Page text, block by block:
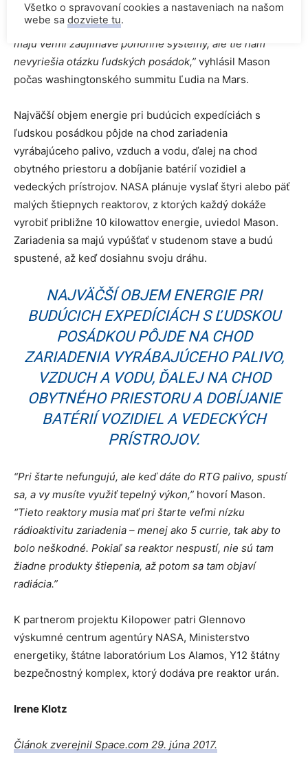
“Dostali sme na Mars niektoré, ozaj šikovné veci, ktoré
majú veľmi zaujímavé pohonné systémy, ale tie nám
nevyriešia otázku ľudských posádok,” vyhlásil Mason
počas washingtonského summitu Ľudia na Mars.
Najväčší objem energie pri budúcich expedíciách s
ľudskou posádkou pôjde na chod zariadenia
vyrábajúceho palivo, vzduch a vodu, ďalej na chod
obytného priestoru a dobíjanie batérií vozidiel a
vedeckých prístrojov. NASA plánuje vyslať štyri alebo päť
malých štiepnych reaktorov, z ktorých každý dokáže
vyrobiť približne 10 kilowattov energie, uviedol Mason.
Zariadenia sa majú vypúšťať v studenom stave a budú
spustené, až keď dosiahnu svoju dráhu.
NAJVÄČŠÍ OBJEM ENERGIE PRI
BUDÚCICH EXPEDÍCIÁCH S ĽUDSKOU
POSÁDKOU PÔJDE NA CHOD
ZARIADENIA VYRÁBAJÚCEHO PALIVO,
VZDUCH A VODU, ĎALEJ NA CHOD
OBYTNÉHO PRIESTORU A DOBÍJANIE
BATÉRIÍ VOZIDIEL A VEDECKÝCH
PRÍSTROJOV.
“Pri štarte nefungujú, ale keď dáte do RTG palivo, spustí
sa, a vy musíte využiť tepelný výkon,” hovorí Mason.
“Tieto reaktory musia mať pri štarte veľmi nízku
rádioaktivitu zariadenia – menej ako 5 currie, tak aby to
bolo neškodné. Pokiaľ sa reaktor nespustí, nie sú tam
žiadne produkty štiepenia, až potom sa tam objaví
radiácia.”
K partnerom projektu Kilopower patri Glennovo
výskumné centrum agentúry NASA, Ministerstvo
energetiky, štátne laboratórium Los Alamos, Y12 štátny
bezpečnostný komplex, ktorý dodáva pre reaktor urán.
Irene Klotz
Článok zverejnil Space.com 29. júna 2017.
Všetko o spravovaní cookies a nastaveniach na našom
webe sa dozviete tu.